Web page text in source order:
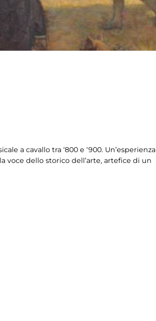
a cavallo tra ‘800 e ‘900. Un’esperienza
voce dello storico dell’arte, artefice di un